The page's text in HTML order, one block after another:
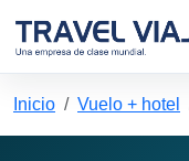
Inicio Vuelo + hotel